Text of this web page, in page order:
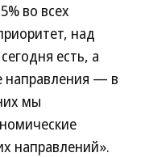
во всех
над
есть, а
направления — в
мы
направлений».